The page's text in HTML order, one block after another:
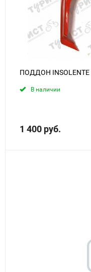
ПОДДОН INSOLENTE
В наличии
1 400 руб.